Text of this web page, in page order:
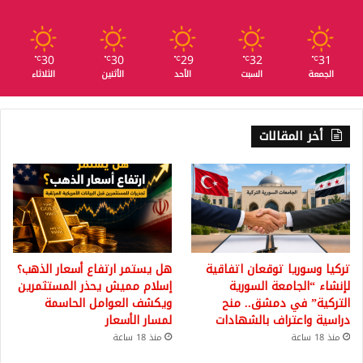
31
℃
الجمعة
32
℃
السبت
29
℃
الأحد
30
℃
الأثنين
30
℃
الثلاثاء
أخر المقالات
تركيا وسوريا توقعان اتفاقية
لإنشاء “الجامعة السورية
التركية” في دمشق.. منح
دراسية واعتراف بالشهادات
منذ 18 ساعة
هل يستمر ارتفاع أسعار الذهب؟
إسلام مميش يحذر المستثمرين
ويكشف العوامل الحاسمة
لمسار الأسعار
منذ 18 ساعة